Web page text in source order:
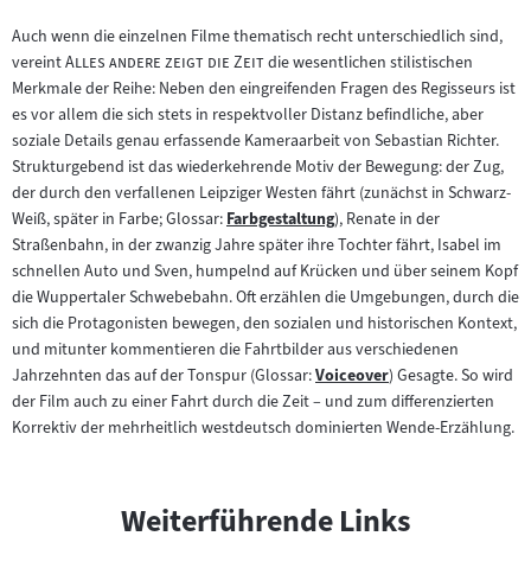
Auch wenn die einzelnen Filme thematisch recht unterschiedlich sind,
vereint"
Alles andere zeigt die Zeit"die wesentlichen stilistischen
Merkmale der Reihe: Neben den eingreifenden Fragen des Regisseurs ist
es vor allem die sich stets in respektvoller Distanz befindliche, aber
soziale Details genau erfassende Kameraarbeit von Sebastian Richter.
Strukturgebend ist das wiederkehrende Motiv der Bewegung: der Zug,
der durch den verfallenen Leipziger Westen fährt (zunächst in Schwarz-
Weiß, später in Farbe; Glossar:Zum
Inhalt:
Farbgestaltung), Renate in der
Straßenbahn, in der zwanzig Jahre später ihre Tochter fährt, Isabel im
schnellen Auto und Sven, humpelnd auf Krücken und über seinem Kopf
die Wuppertaler Schwebebahn. Oft erzählen die Umgebungen, durch die
sich die Protagonisten bewegen, den sozialen und historischen Kontext,
und mitunter kommentieren die Fahrtbilder aus verschiedenen
Jahrzehnten das auf der Tonspur (Glossar:Zum
Inhalt:
Voiceover) Gesagte. So wird
der Film auch zu einer Fahrt durch die Zeit – und zum differenzierten
Korrektiv der mehrheitlich westdeutsch dominierten Wende-Erzählung.
Weiterführende Links